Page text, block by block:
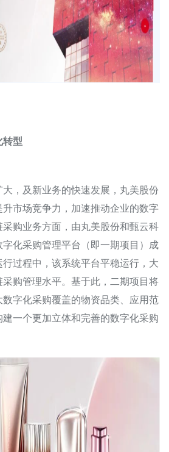
转型
，及新业务的快速发展，丸美股份
市场竞争力，加速推动企业的数字
购业务方面，由丸美股份和甄云科
化采购管理平台（即一期项目）成
过程中，该系统平台平稳运行，大
购管理水平。基于此，二期项目将
字化采购覆盖的物资品类、应用范
一个更加立体和完善的数字化采购